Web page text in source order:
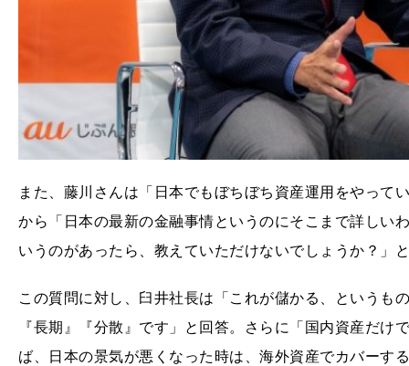
また、藤川さんは「日本でもぼちぼち資産運用をやって
から「日本の最新の金融事情というのにそこまで詳しい
いうのがあったら、教えていただけないでしょうか？」
この質問に対し、臼井社長は「これが儲かる、というも
『長期』『分散』です」と回答。さらに「国内資産だ
ば、日本の景気が悪くなった時は、海外資産でカバーす